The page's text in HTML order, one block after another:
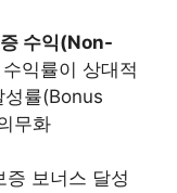
수익(Non-
익률이 상대적
성률(Bonus
무화
보너스 달성